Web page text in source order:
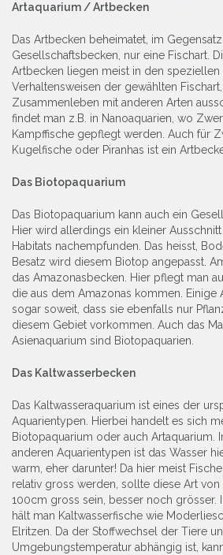
Artaquarium / Artbecken
Das Artbecken beheimatet, im
Gesellschaftsbecken, nur eine Fischart.
Artbecken liegen meist in den speziellen
Verhaltensweisen der gewählten
Zusammenleben mit anderen Arten
findet man z.B. in Nanoaquarien, wo
Kampffische gepflegt werden. Auch für
Kugelfische oder Piranhas ist ein
Das Biotopaquarium
Das Biotopaquarium kann auch ein
Hier wird allerdings ein kleiner
Habitats nachempfunden. Das heisst,
Besatz wird diesem Biotop angepasst.
das Amazonasbecken. Hier pflegt man
die aus dem Amazonas kommen. Einige
sogar soweit, dass sie ebenfalls nur
diesem Gebiet vorkommen. Auch das
Asienaquarium sind Biotopaquarien.
Das Kaltwasserbecken
Das Kaltwasseraquarium ist eines der
Aquarientypen. Hierbei handelt es sich
Biotopaquarium oder auch Artaquarium.
anderen Aquarientypen ist das Wasser
warm, eher darunter! Da hier meist
relativ gross werden, sollte diese Art von
100cm gross sein, besser noch grösser.
hält man Kaltwasserfische wie
Elritzen. Da der Stoffwechsel der Tiere
Umgebungstemperatur abhängig ist,